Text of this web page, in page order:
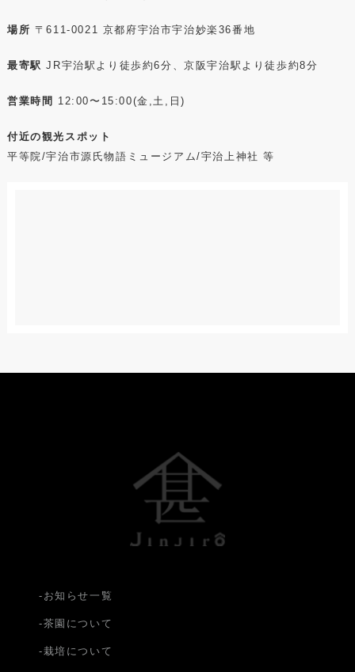
場所 〒611-0021 京都府宇治市宇治妙楽36番地
最寄駅 JR宇治駅より徒歩約6分、京阪宇治駅より徒歩約8分
営業時間 12:00〜15:00(金,土,日)
付近の観光スポット
平等院/宇治市源氏物語ミュージアム/宇治上神社 等
-お知らせ一覧
-茶園について
-栽培について